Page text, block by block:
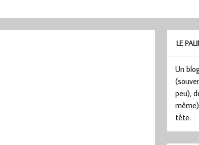
LE
Un
peu),
tête.